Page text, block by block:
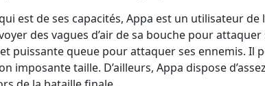
est de ses capacités, Appa est un utilisateur de
des vagues d’air de sa bouche pour
puissante queue pour attaquer ses ennemis. Il
imposante taille. D’ailleurs, Appa dispose